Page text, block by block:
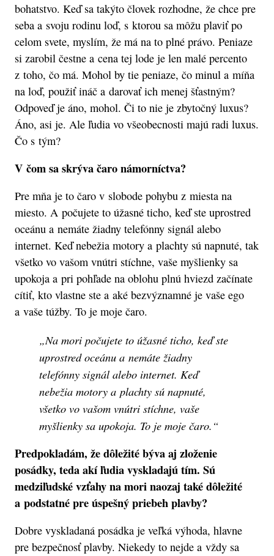
bohatstvo. Keď sa takýto človek rozhodne, že chce pre
seba a svoju rodinu loď, s ktorou sa môžu plaviť po
celom svete, myslím, že má na to plné právo. Peniaze
si zarobil čestne a cena tej lode je len malé percento
z toho, čo má. Mohol by tie peniaze, čo minul a míňa
na loď, použiť ináč a darovať ich menej šťastným?
Odpoveď je áno, mohol. Či to nie je zbytočný luxus?
Áno, asi je. Ale ľudia vo všeobecnosti majú radi luxus.
Čo s tým?
V čom sa skrýva čaro námorníctva?
Pre mňa je to čaro v slobode pohybu z miesta na
miesto. A počujete to úžasné ticho, keď ste uprostred
oceánu a nemáte žiadny telefónny signál alebo
internet. Keď nebežia motory a plachty sú napnuté, tak
všetko vo vašom vnútri stíchne, vaše myšlienky sa
upokoja a pri pohľade na oblohu plnú hviezd začínate
cítiť, kto vlastne ste a aké bezvýznamné je vaše ego
a vaše túžby. To je moje čaro.
„Na mori počujete to úžasné ticho, keď ste
uprostred oceánu a nemáte žiadny
telefónny signál alebo internet. Keď
nebežia motory a plachty sú napnuté,
všetko vo vašom vnútri stíchne, vaše
myšlienky sa upokoja. To je moje čaro.“
Predpokladám, že dôležité býva aj zloženie
posádky, teda akí ľudia vyskladajú tím. Sú
medziľudské vzťahy na mori naozaj také dôležité
a podstatné pre úspešný priebeh plavby?
Dobre vyskladaná posádka je veľká výhoda, hlavne
pre bezpečnosť plavby. Niekedy to nejde a vždy sa